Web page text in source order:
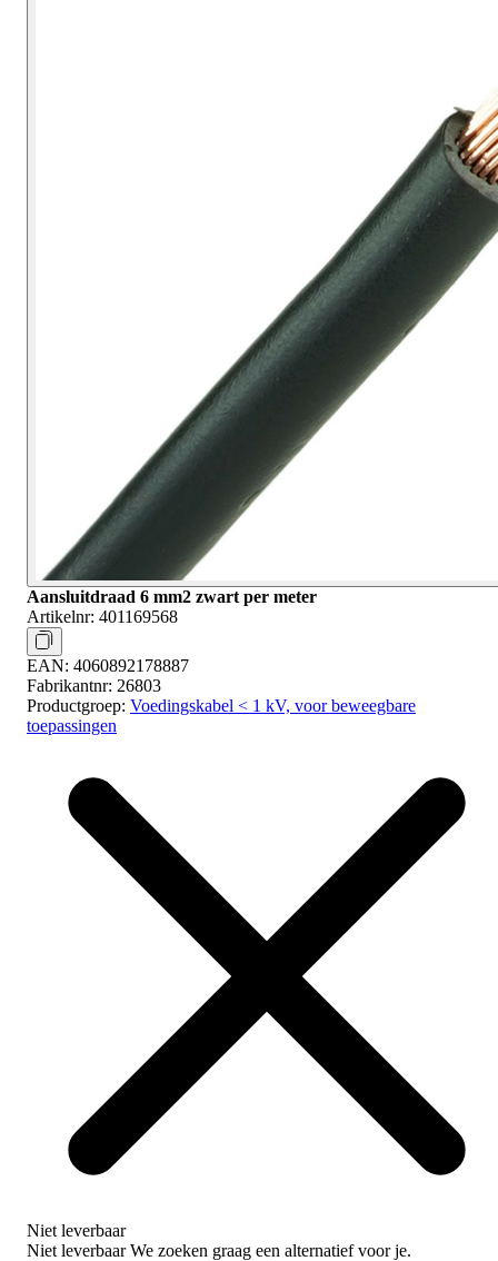
Aansluitdraad 6 mm2 zwart per meter
Artikelnr: 401169568
EAN: 4060892178887
Fabrikantnr: 26803
Productgroep: Voedingskabel < 1 kV, voor beweegbare
toepassingen
Niet leverbaar
Niet leverbaarWe zoeken graag een alternatief voor je.